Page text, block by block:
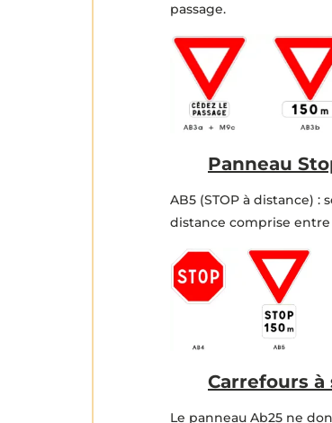
passage.
Panneau
AB5 (STOP à distance)
distance comprise entre
Carrefours à
Le panneau Ab25 ne